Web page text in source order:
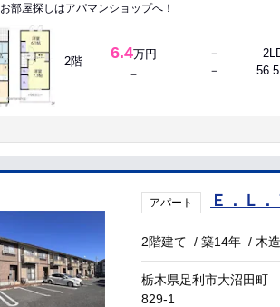
お部屋探しはアパマンショップへ！
2階 6.4万円
－
－
－
アパート Ｅ．Ｌ．
2階建て /築14年 / 木造
栃木県足利市大沼田町
829-1